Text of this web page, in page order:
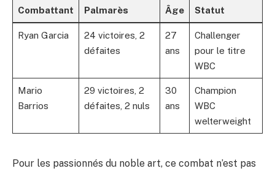
Combattant Palmarès Âge Statut
Ryan Garcia
24 victoires, 2
défaites
27
ans
Challenger
pour le titre
WBC
Mario
Barrios
29 victoires, 2
défaites, 2 nuls
30
ans
Champion
WBC
welterweight
Pour les passionnés du noble art, ce combat n’est pas